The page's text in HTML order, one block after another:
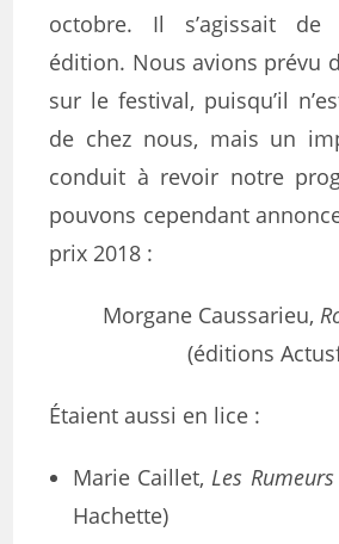
octobre. Il s’agissait de
édition. Nous avions prévu
sur le festival, puisqu’il
de chez nous, mais un
conduit à revoir notre
pouvons cependant
prix 2018 :
Morgane Caussarieu,
(éditions
Étaient aussi en lice :
Marie Caillet,Les Rumeurs
Hachette)